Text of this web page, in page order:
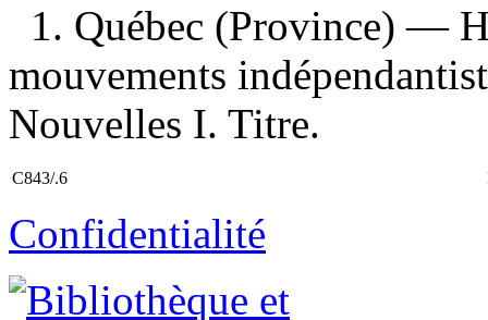
1. Québec (Province) —
mouvements
Nouvelles I. Titre.
C843/.6
Confidentialité